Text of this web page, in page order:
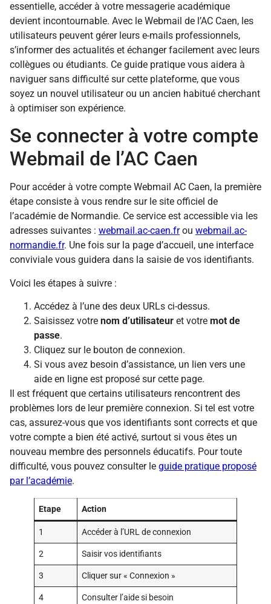
essentielle, accéder à votre messagerie académique
devient incontournable. Avec le Webmail de l’AC Caen, les
utilisateurs peuvent gérer leurs e-mails professionnels,
s’informer des actualités et échanger facilement avec leurs
collègues ou étudiants. Ce guide pratique vous aidera à
naviguer sans difficulté sur cette plateforme, que vous
soyez un nouvel utilisateur ou un ancien habitué cherchant
à optimiser son expérience.
Se connecter à votre compte
Webmail de l’AC Caen
Pour accéder à votre compte Webmail AC Caen, la première
étape consiste à vous rendre sur le site officiel de
l’académie de Normandie. Ce service est accessible via les
adresses suivantes : webmail.ac-caen.frou webmail.ac-
normandie.fr. Une fois sur la page d’accueil, une interface
conviviale vous guidera dans la saisie de vos identifiants.
Voici les étapes à suivre :
Accédez à l’une des deux URLs ci-dessus.
Saisissez votre nom d’utilisateur et votre mot de
passe.
Cliquez sur le bouton de connexion.
Si vous avez besoin d’assistance, un lien vers une
aide en ligne est proposé sur cette page.
Il est fréquent que certains utilisateurs rencontrent des
problèmes lors de leur première connexion. Si tel est votre
cas, assurez-vous que vos identifiants sont corrects et que
votre compte a bien été activé, surtout si vous êtes un
nouveau membre des personnels éducatifs. Pour toute
difficulté, vous pouvez consulter le guide pratique proposé
par l’académie.
Etape Action
1 Accéder à l’URL de connexion
2 Saisir vos identifiants
3 Cliquer sur « Connexion »
4 Consulter l’aide si besoin